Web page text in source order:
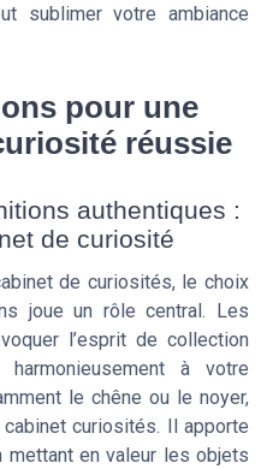
sublimer votre ambiance
pour une
réussie
authentiques :
de curiosité
de curiosités, le choix
joue un rôle central. Les
l’esprit de collection
à votre
le chêne ou le noyer,
curiosités. Il apporte
mettant en valeur les objets